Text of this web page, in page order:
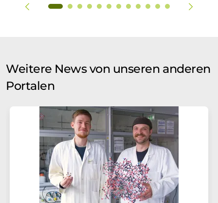
Weitere News von unseren anderen
Portalen